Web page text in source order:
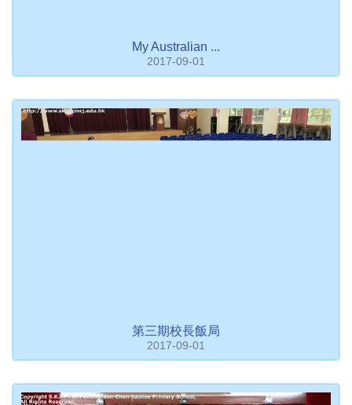
My Australian ...
2017-09-01
第三期校長飯局
2017-09-01